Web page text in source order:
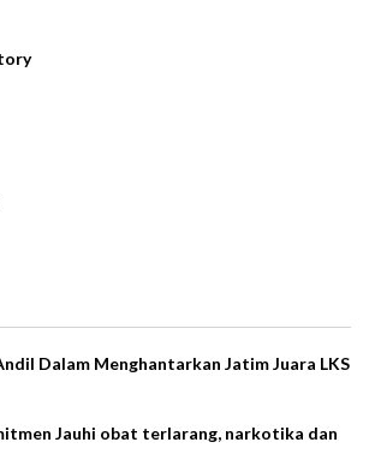
Dalam Menghantarkan Jatim Juara LKS
Jauhi obat terlarang, narkotika dan